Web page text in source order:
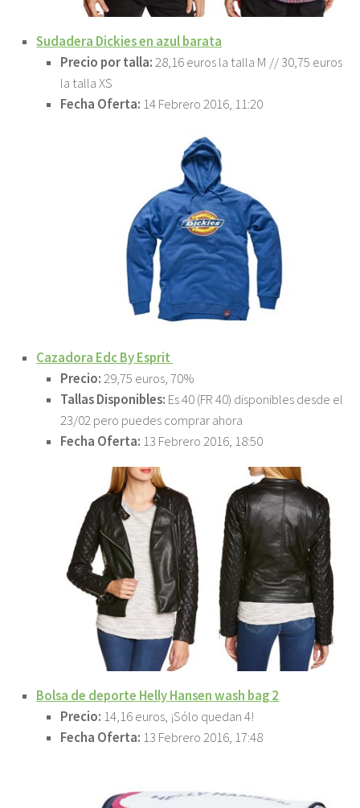
Sudadera Dickies en azul barata
Precio por talla:28,16 euros la talla M // 30,75 euros
la talla XS
Fecha Oferta: 14 Febrero 2016, 11:20
Cazadora Edc By Esprit
Precio:29,75 euros, 70%
Tallas Disponibles: Es 40 (FR 40) disponibles desde el
23/02 pero puedes comprar ahora
Fecha Oferta: 13 Febrero 2016, 18:50
Bolsa de deporte Helly Hansen wash bag 2
Precio: 14,16 euros, ¡Sólo quedan 4!
Fecha Oferta: 13 Febrero 2016, 17:48